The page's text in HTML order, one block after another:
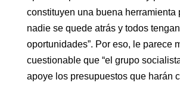
constituyen una buena herramienta
nadie se quede atrás y todos tengan
oportunidades”. Por eso, le parece
cuestionable que “el grupo
apoye los presupuestos que harán